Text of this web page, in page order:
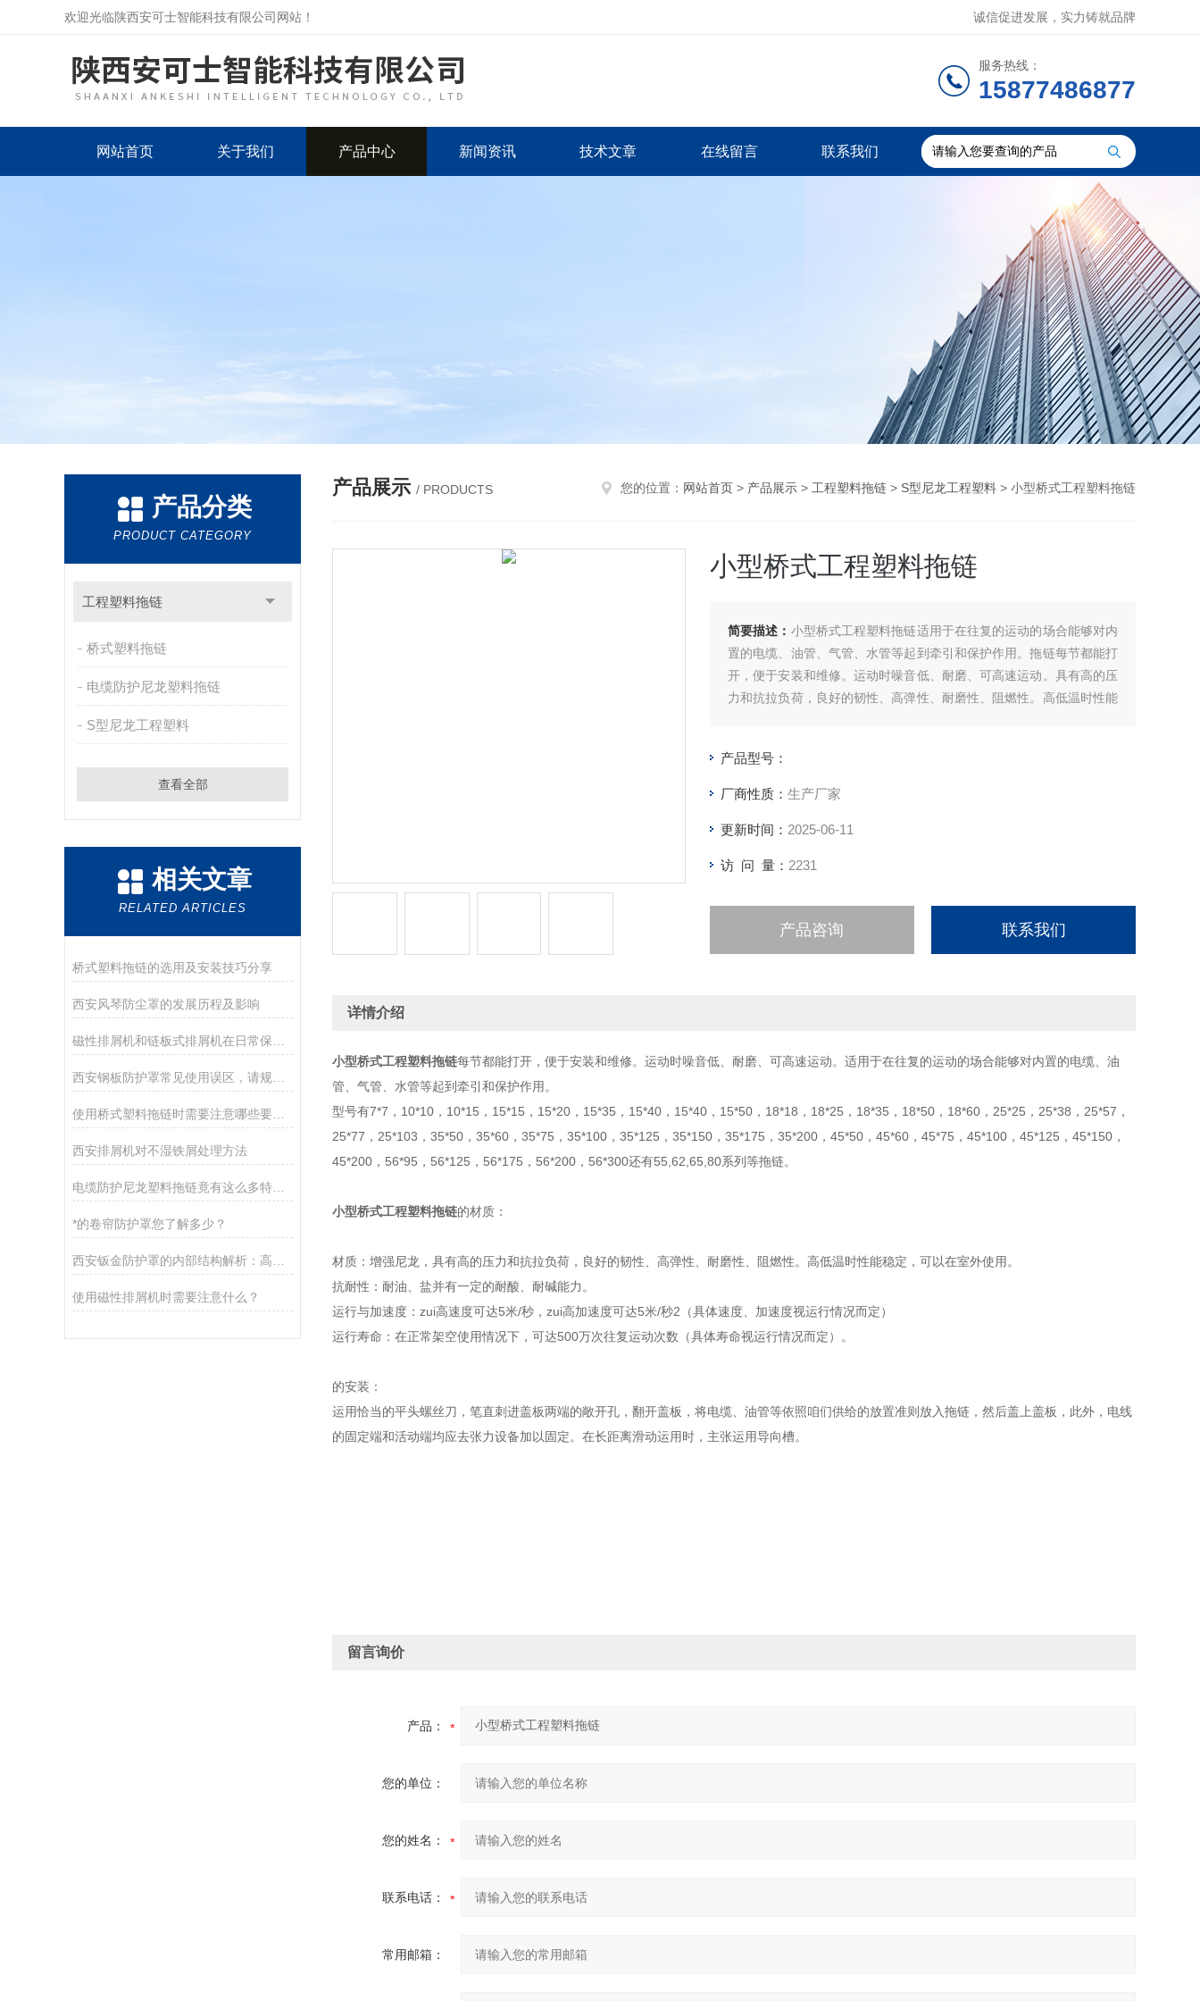
欢迎光临陕西安可士智能科技有限公司网站！ 诚信促进发展，实力铸就品牌
服务热线：
15877486877
网站首页 关于我们 产品中心 新闻资讯 技术文章 在线留言 联系我们
产品分类
PRODUCT CATEGORY
工程塑料拖链
桥式塑料拖链
电缆防护尼龙塑料拖链
S型尼龙工程塑料
查看全部
相关文章
RELATED ARTICLES
桥式塑料拖链的选用及安装技巧分享
西安风琴防尘罩的发展历程及影响
西安钢板防护罩常见使用误区，请规避！
使用桥式塑料拖链时需要注意哪些要点？
西安排屑机对不湿铁屑处理方法
电缆防护尼龙塑料拖链竟有这么多特点！
*的卷帘防护罩您了解多少？
使用磁性排屑机时需要注意什么？
产品展示 / PRODUCTS 您的位置： 网站首页 > 产品展示 > 工程塑料拖链 > S型尼龙工程塑料 > 小型桥式工程塑料拖链
小型桥式工程塑料拖链
简要描述： 小型桥式工程塑料拖链适用于在往复的运动的场合能够对内
置的电缆、油管、气管、水管等起到牵引和保护作用。拖链每节都能打
开，便于安装和维修。运动时噪音低、耐磨、可高速运动。具有高的压
力和抗拉负荷，良好的韧性、高弹性、耐磨性、阻燃性。高低温时性能
产品型号：
厂商性质： 生产厂家
更新时间： 2025-06-11
访 问 量： 2231
产品咨询 联系我们
详情介绍
小型桥式工程塑料拖链每节都能打开，便于安装和维修。运动时噪音低、耐磨、可高速运动。适用于在往复的运动的场合能够对内置的电缆、油
管、气管、水管等起到牵引和保护作用。
型号有7*7，10*10，10*15，15*15，15*20，15*35，15*40，15*40，15*50，18*18，18*25，18*35，18*50，18*60，25*25，25*38，25*57，
25*77，25*103，35*50，35*60，35*75，35*100，35*125，35*150，35*175，35*200，45*50，45*60，45*75，45*100，45*125，45*150，
45*200，56*95，56*125，56*175，56*200，56*300还有55,62,65,80系列等拖链。
小型桥式工程塑料拖链的材质：
材质：增强尼龙，具有高的压力和抗拉负荷，良好的韧性、高弹性、耐磨性、阻燃性。高低温时性能稳定，可以在室外使用。
抗耐性：耐油、盐并有一定的耐酸、耐碱能力。
运行与加速度：zui高速度可达5米/秒，zui高加速度可达5米/秒2（具体速度、加速度视运行情况而定）
运行寿命：在正常架空使用情况下，可达500万次往复运动次数（具体寿命视运行情况而定）。
的安装：
运用恰当的平头螺丝刀，笔直刺进盖板两端的敞开孔，翻开盖板，将电缆、油管等依照咱们供给的放置准则放入拖链，然后盖上盖板，此外，电线
的固定端和活动端均应去张力设备加以固定。在长距离滑动运用时，主张运用导向槽。
留言询价
产品：
您的单位：
您的姓名：
联系电话：
常用邮箱：